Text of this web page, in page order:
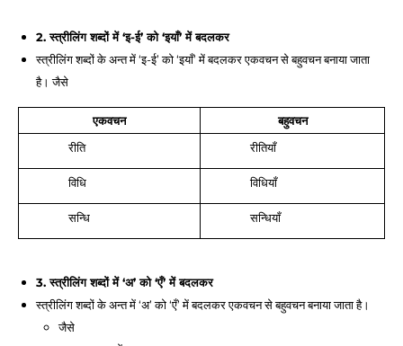
2. स्त्रीलिंग शब्दों में ‘इ-ई’ को ‘इयाँ’ में बदलकर
स्त्रीलिंग शब्दों के अन्त में ‘इ-ई’ को ‘इयाँ’ में बदलकर एकवचन से बहुवचन बनाया जाता
है। जैसे
एकवचन
बहुवचन
रीति
रीतियाँ
विधि विधियाँ
सन्धि सन्धियाँ
3. स्त्रीलिंग शब्दों में ‘अ’ को ‘एँ’ में बदलकर
स्त्रीलिंग शब्दों के अन्त में ‘अ’ को ‘एँ’ में बदलकर एकवचन से बहुवचन बनाया जाता है।
जैसे